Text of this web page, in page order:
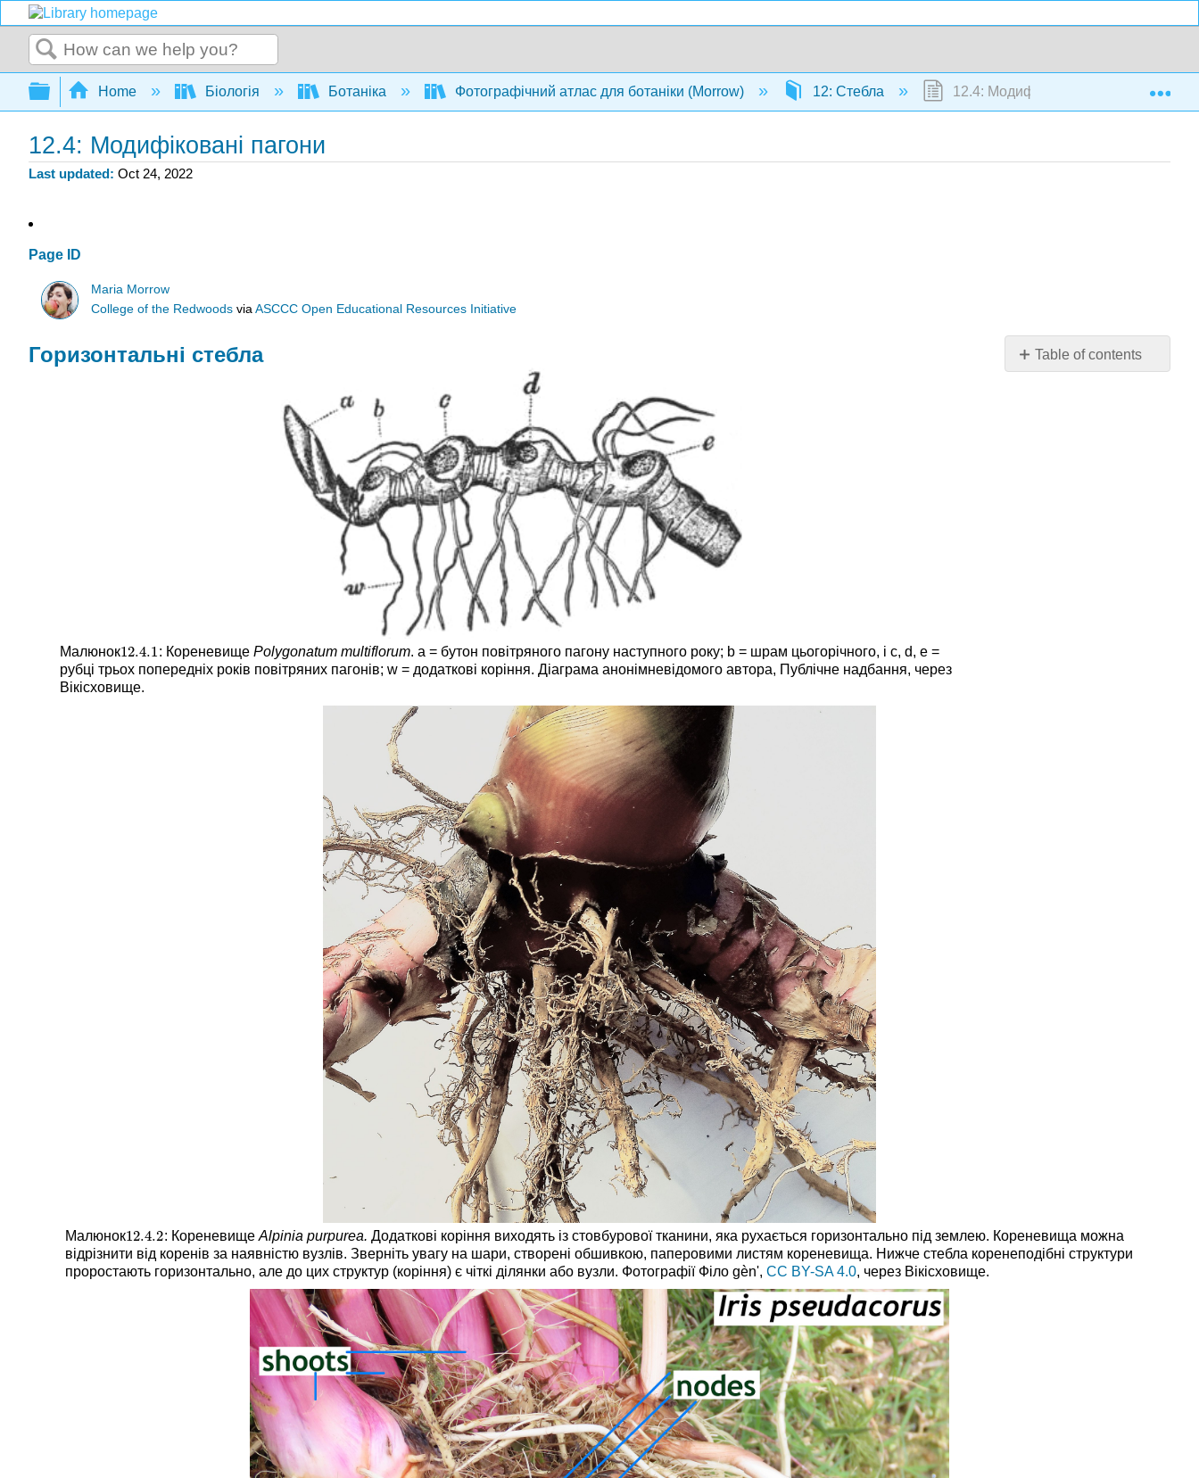
Search
Expand/collapse global hierarchy
Home Біологія Ботаніка Фотографічний атлас для ботаніки (Morrow) 12: Стебла 12.4: Модифіковані пагони
12.4: Модифіковані пагони
Last updated Oct 24, 2022
Page ID
Maria Morrow
College of the Redwoodsvia ASCCC Open Educational Resources Initiative
Table of contents
Горизонтальні стебла
Малюнок12.4.1
12.4.1: Кореневище Polygonatum multiflorum. a = бутон повітряного пагону наступного року; b = шрам цьогорічного, і c, d, e =
рубці трьох попередніх років повітряних пагонів; w = додаткові коріння. Діаграма анонімневідомого автора, Публічне надбання, через
Вікісховище.
Малюнок12.4.2
12.4.2: Кореневище Alpinia purpurea. Додаткові коріння виходять із стовбурової тканини, яка рухається горизонтально під землею. Кореневища можна
відрізнити від коренів за наявністю вузлів. Зверніть увагу на шари, створені обшивкою, паперовими листям кореневища. Нижче стебла коренеподібні структури
проростають горизонтально, але до цих структур (коріння) є чіткі ділянки або вузли. Фотографії Філо gèn',CC BY-SA 4.0, через Вікісховище.